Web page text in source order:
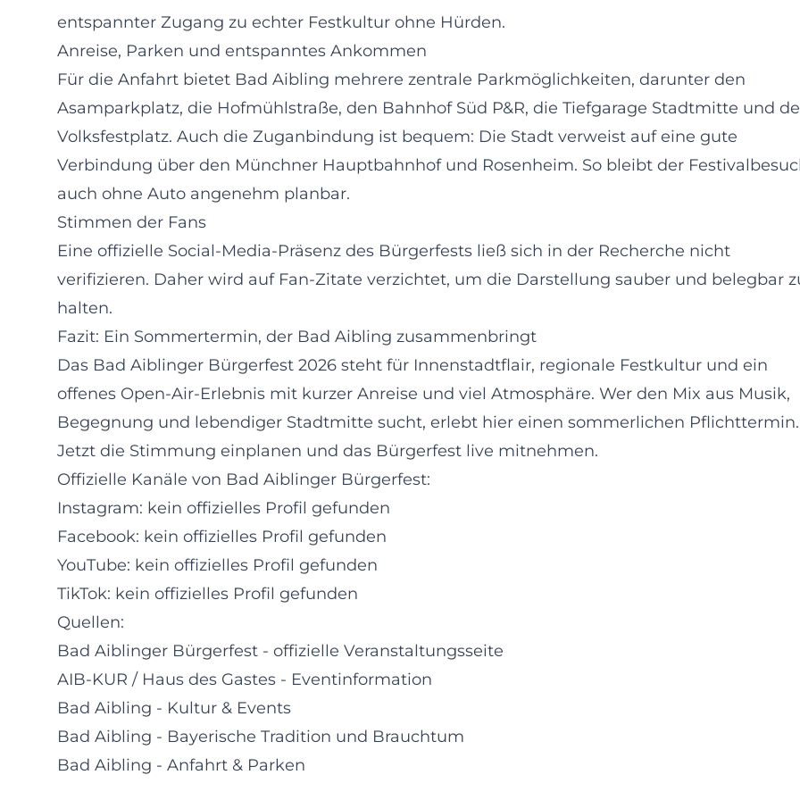
entspannter Zugang zu echter Festkultur ohne Hürden.
Anreise, Parken und entspanntes Ankommen
Für die Anfahrt bietet Bad Aibling mehrere zentrale Parkmöglichkeiten, darunter den
Asamparkplatz, die Hofmühlstraße, den Bahnhof Süd P&R, die Tiefgarage Stadtmitte und
Volksfestplatz. Auch die Zuganbindung ist bequem: Die Stadt verweist auf eine gute
Verbindung über den Münchner Hauptbahnhof und Rosenheim. So bleibt der
auch ohne Auto angenehm planbar.
Stimmen der Fans
Eine offizielle Social-Media-Präsenz des Bürgerfests ließ sich in der Recherche nicht
verifizieren. Daher wird auf Fan-Zitate verzichtet, um die Darstellung sauber und belegbar
halten.
Fazit: Ein Sommertermin, der Bad Aibling zusammenbringt
Das Bad Aiblinger Bürgerfest 2026 steht für Innenstadtflair, regionale Festkultur und ein
offenes Open-Air-Erlebnis mit kurzer Anreise und viel Atmosphäre. Wer den Mix aus Musik,
Begegnung und lebendiger Stadtmitte sucht, erlebt hier einen sommerlichen Pflichttermin.
Jetzt die Stimmung einplanen und das Bürgerfest live mitnehmen.
Offizielle Kanäle von Bad Aiblinger Bürgerfest:
Instagram: kein offizielles Profil gefunden
Facebook: kein offizielles Profil gefunden
YouTube: kein offizielles Profil gefunden
TikTok: kein offizielles Profil gefunden
Quellen:
Bad Aiblinger Bürgerfest - offizielle Veranstaltungsseite
AIB-KUR / Haus des Gastes - Eventinformation
Bad Aibling - Kultur & Events
Bad Aibling - Bayerische Tradition und Brauchtum
Bad Aibling - Anfahrt & Parken